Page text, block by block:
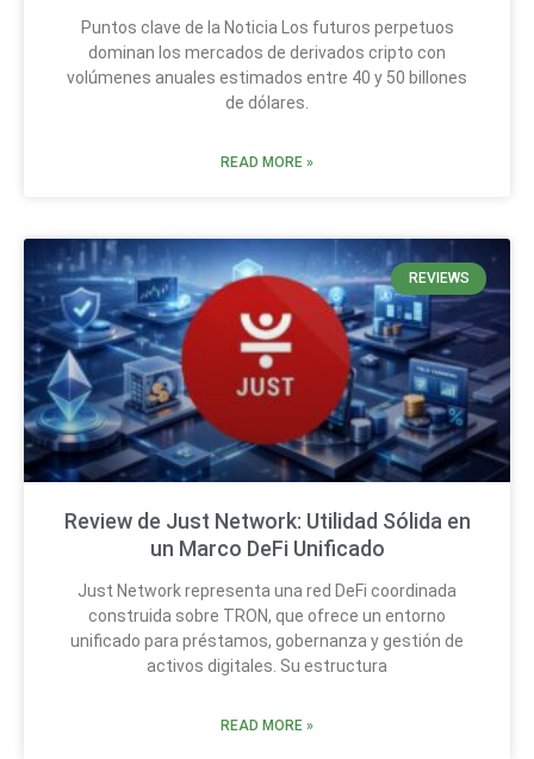
Puntos clave de la Noticia Los futuros perpetuos
dominan los mercados de derivados cripto con
volúmenes anuales estimados entre 40 y 50 billones
de dólares.
READ MORE »
REVIEWS
Review de Just Network: Utilidad Sólida en
un Marco DeFi Unificado
Just Network representa una red DeFi coordinada
construida sobre TRON, que ofrece un entorno
unificado para préstamos, gobernanza y gestión de
activos digitales. Su estructura
READ MORE »